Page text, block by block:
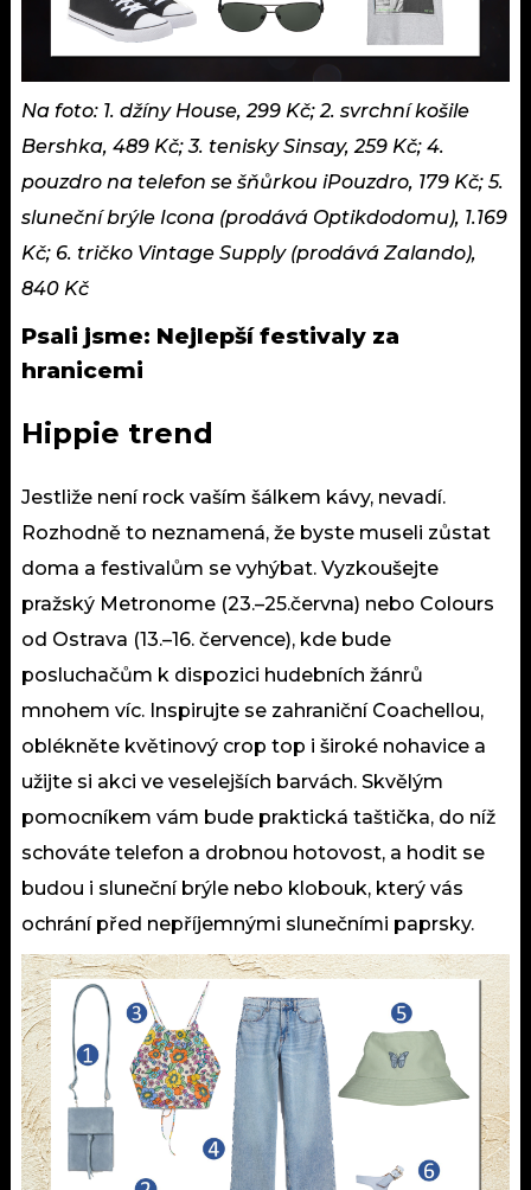
Na foto: 1. džíny House, 299 Kč; 2. svrchní košile
Bershka, 489 Kč; 3. tenisky Sinsay, 259 Kč; 4.
pouzdro na telefon se šňůrkou iPouzdro, 179 Kč; 5.
sluneční brýle Icona (prodává Optikdodomu), 1.169
Kč; 6. tričko Vintage Supply (prodává Zalando),
840 Kč
Psali jsme: Nejlepší festivaly za
hranicemi
Hippie trend
Jestliže není rock vaším šálkem kávy, nevadí.
Rozhodně to neznamená, že byste museli zůstat
doma a festivalům se vyhýbat. Vyzkoušejte
pražský Metronome (23.–25.června) nebo Colours
od Ostrava (13.–16. července), kde bude
posluchačům k dispozici hudebních žánrů
mnohem víc. Inspirujte se zahraniční Coachellou,
oblékněte květinový crop top i široké nohavice a
užijte si akci ve veselejších barvách. Skvělým
pomocníkem vám bude praktická taštička, do níž
schováte telefon a drobnou hotovost, a hodit se
budou i sluneční brýle nebo klobouk, který vás
ochrání před nepříjemnými slunečními paprsky.